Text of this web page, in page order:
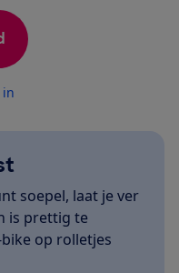
in
soepel, laat je ver
is prettig te
op rolletjes